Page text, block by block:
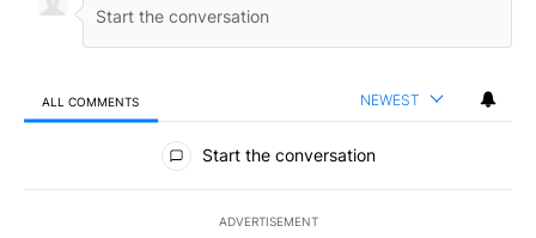
ALL COMMENTS NEWEST
All Comments
Start the conversation
ADVERTISEMENT